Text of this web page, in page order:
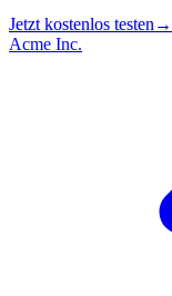
Jetzt kostenlos testen →
Acme Inc.